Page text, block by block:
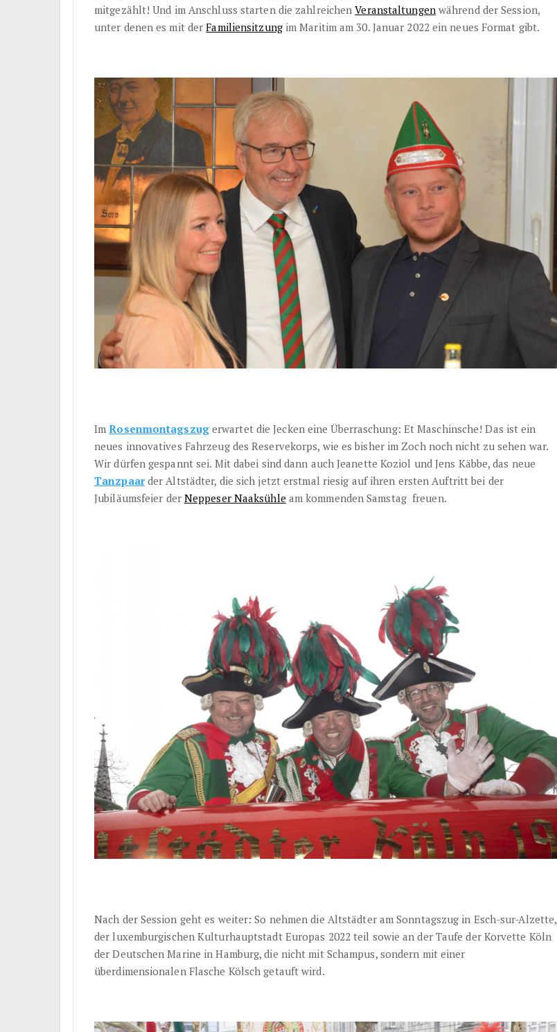
mitgezählt! Und im Anschluss starten die zahlreichenVeranstaltungenwährend der Session,
unter denen es mit derFamiliensitzungim Maritim am 30. Januar 2022 ein neues Format gibt.
ImRosenmontagszugerwartet die Jecken eine Überraschung: Et Maschinsche! Das ist ein
neues innovatives Fahrzeug des Reservekorps, wie es bisher im Zoch noch nicht zu sehen war.
Wir dürfen gespannt sei. Mit dabei sind dann auch Jeanette Koziol und Jens Käbbe, das neue
Tanzpaarder Altstädter, die sich jetzt erstmal riesig auf ihren ersten Auftritt bei der
Jubiläumsfeier der Neppeser Naaksühle am kommenden Samstag freuen.
Nach der Session geht es weiter: So nehmen die Altstädter am Sonntagszug in Esch-sur-Alzette,
der luxemburgischen Kulturhauptstadt Europas 2022 teil sowie an der Taufe der Korvette Köln
der Deutschen Marine in Hamburg, die nicht mit Schampus, sondern mit einer
überdimensionalen Flasche Kölsch getauft wird.